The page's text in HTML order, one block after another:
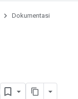
Dokumentasi